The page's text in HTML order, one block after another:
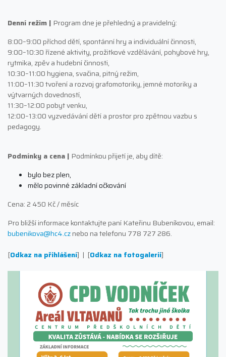
Denní režim | Program dne je přehledný a pravidelný:
8:00–9:00 příchod dětí, spontánní hry a individuální činnosti,
9:00–10:30 řízené aktivity, prožitkové vzdělávání, pohybové hry,
rytmika, zpěv a hudební činnosti,
10:30–11:00 hygiena, svačina, pitný režim,
11:00–11:30 tvoření a rozvoj grafomotoriky, jemné motoriky a
výtvarných dovedností,
11:30–12:00 pobyt venku,
12:00–13:00 vyzvedávání dětí a prostor pro zpětnou vazbu s
pedagogy.
Podmínky a cena | Podmínkou přijetí je, aby dítě:
bylo bez plen,
mělo povinné základní očkování
Cena: 2 450 Kč / měsíc
Pro bližší informace kontaktujte paní Kateřinu Bubeníkovou, email:
bubenikova@hc4.cznebo na telefonu 778 727 286.
[Odkaz na přihlášení] | [Odkaz na fotogalerii]